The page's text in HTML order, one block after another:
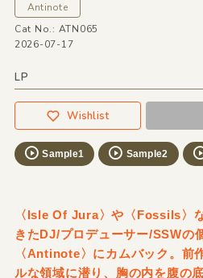
Antinote
Cat No.: ATN065
2026-07-17
LP
Wishlist
Sample1 Sample2
〈Isle Of Jura〉や〈Fossils〉
きたDJ/プロデューサー/SSWの
〈Antinote〉にカムバック。前
ルな領域に潜り、胸の内を腹の